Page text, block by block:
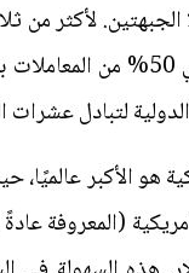
لتبادل عشرات
(المعروفة